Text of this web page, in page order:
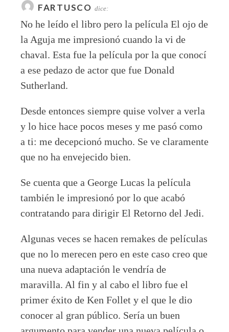
FARTUSCO dice:
No he leído el libro pero la película El ojo de
la Aguja me impresionó cuando la vi de
chaval. Esta fue la película por la que conocí
a ese pedazo de actor que fue Donald
Sutherland.
Desde entonces siempre quise volver a verla
y lo hice hace pocos meses y me pasó como
a ti: me decepcionó mucho. Se ve claramente
que no ha envejecido bien.
Se cuenta que a George Lucas la película
también le impresionó por lo que acabó
contratando para dirigir El Retorno del Jedi.
Algunas veces se hacen remakes de películas
que no lo merecen pero en este caso creo que
una nueva adaptación le vendría de
maravilla. Al fin y al cabo el libro fue el
primer éxito de Ken Follet y el que le dio
conocer al gran público. Sería un buen